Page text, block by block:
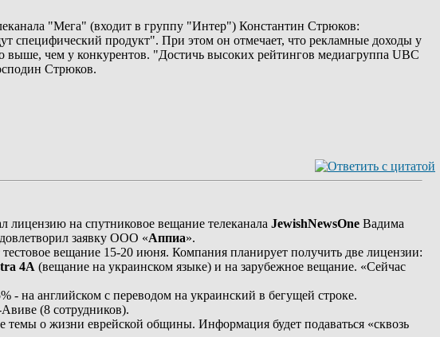
"Мега" (входит в группу "Интер") Константин Стрюков:
специфический продукт". При этом он отмечает, что рекламные доходы у
чем у конкурентов. "Достичь высоких рейтингов медиагруппа UBC
Стрюков.
лицензию на спутниковое вещание телеканала JewishNewsOne Вадима
заявку ООО «Аппиа».
тестовое вещание 15-20 июня. Компания планирует получить две лицензии:
4A (вещание на украинском языке) и на зарубежное вещание. «Сейчас
- на английском с переводом на украинский в бегущей строке.
(8 сотрудников).
о жизни еврейской общины. Информация будет подаваться «сквозь